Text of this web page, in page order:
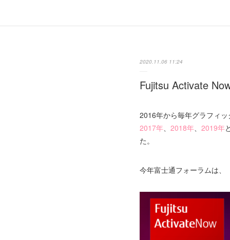
2020.11.06 11:24
Fujitsu Activate
2016年から毎年グラフィ
2017年、 2018年、 2019年
た。
今年富士通フォーラムは、